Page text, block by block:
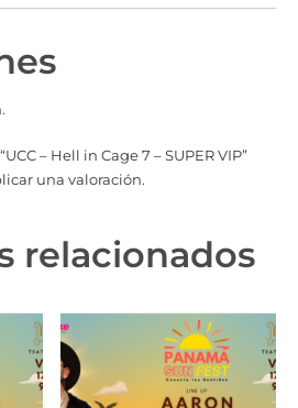
– Hell in Cage 7 – SUPER VIP”
una valoración.
relacionados